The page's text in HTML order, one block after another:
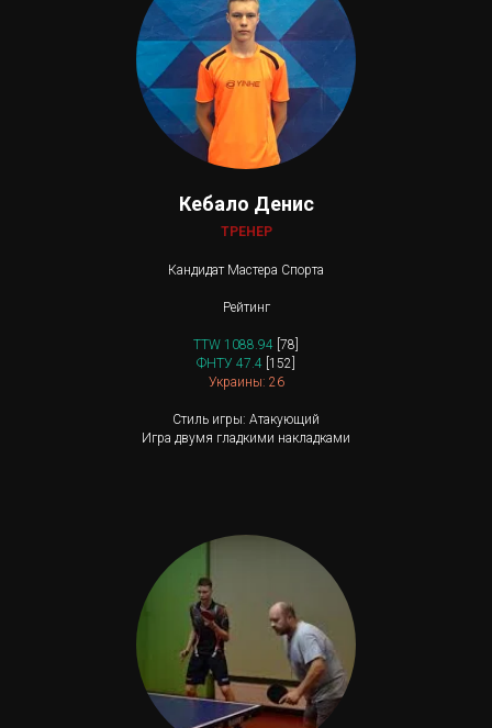
Кебало Денис
ТРЕНЕР
Кандидат Мастера Спорта
Рейтинг
TTW 1088.94 [78]
ФНТУ 47.4 [152]
Украины: 26
Стиль игры: Атакующий
Игра двумя гладкими накладками